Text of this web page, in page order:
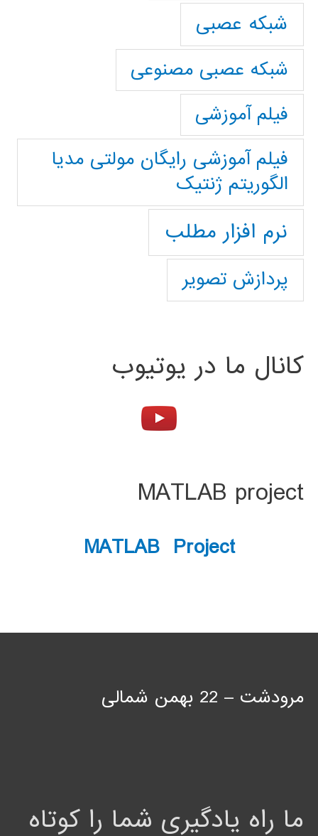
شبکه عصبی
شبکه عصبی مصنوعی
فیلم آموزشی
فیلم آموزشی رایگان مولتی مدیا
الگوریتم ژنتیک
نرم افزار مطلب
پردازش تصویر
کانال ما در یوتیوب
MATLAB project
MATLAB Project
مرودشت – 22 بهمن شمالی
ما راه یادگیری شما را کوتاه